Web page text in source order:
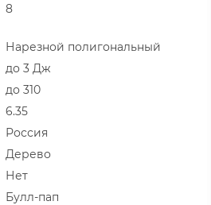
8
Нарезной полигональный
до 3 Дж
до 310
6.35
Россия
Дерево
Нет
Булл-пап